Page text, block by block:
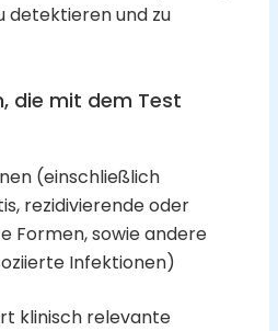
detektieren und zu
die mit dem Test
(einschließlich
rezidivierende oder
Formen, sowie andere
Infektionen)
klinisch relevante